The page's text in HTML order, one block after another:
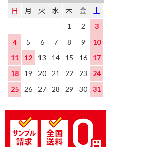
日
月 火 水 木 金
土
1
2
3
4
5 6 7 8 9
10
11
12 13 14 15 16
17
18
19 20 21 22 23
24
25
26 27 28 29 30 31